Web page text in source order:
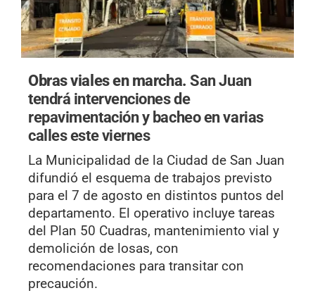
Obras viales en marcha.San Juan
tendrá intervenciones de
repavimentación y bacheo en varias
calles este viernes
La Municipalidad de la Ciudad de San Juan
difundió el esquema de trabajos previsto
para el 7 de agosto en distintos puntos del
departamento. El operativo incluye tareas
del Plan 50 Cuadras, mantenimiento vial y
demolición de losas, con
recomendaciones para transitar con
precaución.